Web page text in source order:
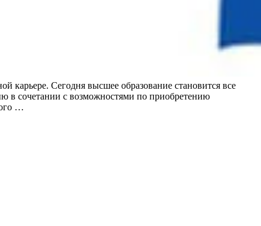
карьере. Сегодня высшее образование становится все
в сочетании с возможностями по приобретению
…